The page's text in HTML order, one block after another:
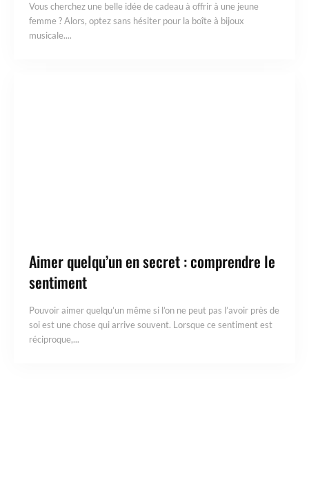
Vous cherchez une belle idée de cadeau à offrir à une jeune
femme ? Alors, optez sans hésiter pour la boîte à bijoux
musicale....
Aimer quelqu’un en secret : comprendre le
sentiment
Pouvoir aimer quelqu’un même si l’on ne peut pas l’avoir près de
soi est une chose qui arrive souvent. Lorsque ce sentiment est
réciproque,...